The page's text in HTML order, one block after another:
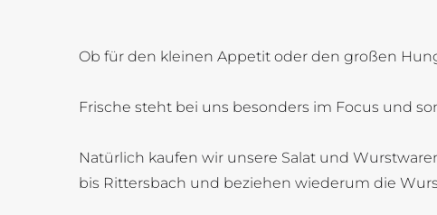
Ob für den kleinen Appetit oder den großen
Frische steht bei uns besonders im Focus und
Natürlich kaufen wir unsere Salat und
bis Rittersbach und beziehen wiederum die